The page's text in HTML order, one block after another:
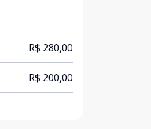
R$ 280,00
R$ 200,00